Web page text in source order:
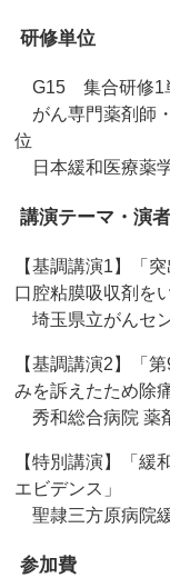
研修単位
G15 集合研修1
がん専門薬剤師
位
日本緩和医療薬
講演テーマ・演者
【基調講演1】「
口腔粘膜吸収剤を
埼玉県立がんセ
【基調講演2】「
みを訴えたため除
秀和総合病院 薬
【特別講演】「
エビデンス」
聖隷三方原病院
参加費